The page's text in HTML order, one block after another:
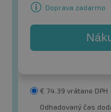
Doprava zadarmo
€ 74.39 vrátane DPH
Odhadovaný čas